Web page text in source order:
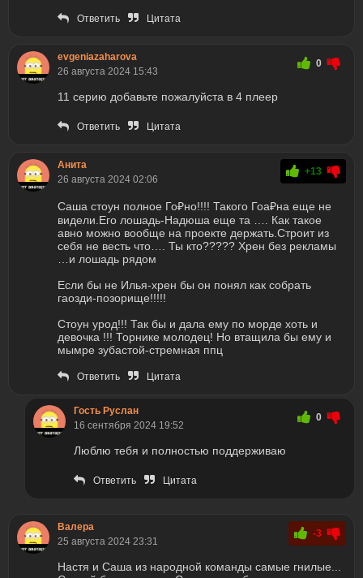
Ответить Цитата
evgeniazaharova
26 августа 2024 15:43
0
11 серию добавьте пожалуйста в 4 плеер
Ответить Цитата
Анита
26 августа 2024 02:06
+13
Саша стоун полное Го₽но!!!! Такого Гоа₽на еще не
видели.Его лошадь-Надюша еще та …. Как такое
авно можно вообще на проекте держать.Строит из
себя не весть что…. Ты кто????? Хрен без рекламы
…и лошадь рядом
Если бы не Илья-хрен бы он понял как собрать
гаозди-позорище!!!!!
Стоун урод!!! Так бы и дала ему по морде хоть и
девочка !!! Торнике молодец! Но втащила бы ему и
мымре зубастой-стремная ппц
Ответить Цитата
Гость Руслан
16 сентября 2024 19:52
0
Люблю тебя и полностью поддерживаю
Ответить Цитата
Валера
25 августа 2024 23:31
-3
Настя и Саша из народной команды самые гнилые...